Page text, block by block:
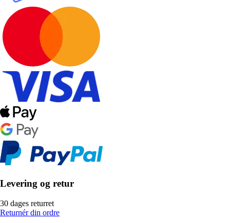
Levering og retur
30 dages returret
Returnér din ordre